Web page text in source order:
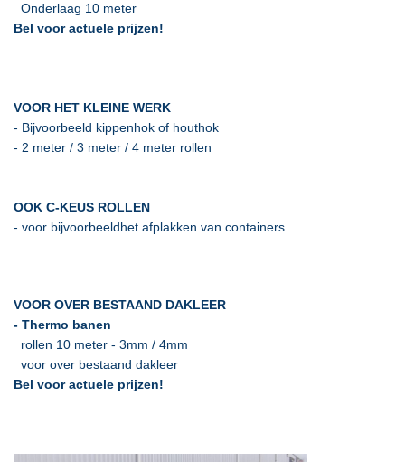
Onderlaag 10 meter
Bel voor actuele prijzen!
VOOR HET KLEINE WERK
- Bijvoorbeeld kippenhok of houthok
- 2 meter / 3 meter / 4 meter rollen
OOK C-KEUS ROLLEN
- voor bijvoorbeeldhet afplakken van containers
VOOR OVER BESTAAND DAKLEER
- Thermo banen
rollen 10 meter - 3mm / 4mm
voor over bestaand dakleer
Bel voor actuele prijzen!